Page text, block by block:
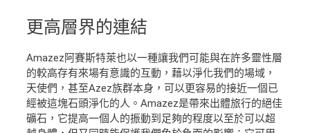
更高層界的連結
Amazez阿賽斯特萊也以一種讓我們可能與在許多靈性層
的較高存有來場有意識的互動，藉以淨化我們的場域，
天使們，甚至Azez族群本身，可以更容易的接近一個已
經被這塊石頭淨化的人。Amazez是帶來出體旅行的絕佳
礦石，它提高一個人的振動到足夠的程度以至於可以超